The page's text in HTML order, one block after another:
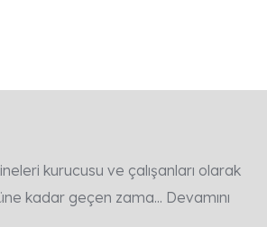
kurucusu ve çalışanları olarak
kadar geçen zama... Devamını